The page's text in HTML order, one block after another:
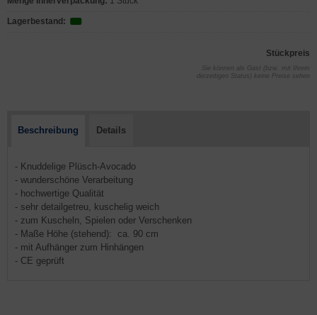
Lagerbestand:
Stückpreis
Sie können als Gast (bzw. mit Ihrem
derzeitigen Status) keine Preise sehen
Beschreibung Details
- Knuddelige Plüsch-Avocado
- wunderschöne Verarbeitung
- hochwertige Qualität
- sehr detailgetreu, kuschelig weich
- zum Kuscheln, Spielen oder Verschenken
- Maße Höhe (stehend): ca. 90 cm
- mit Aufhänger zum Hinhängen
- CE geprüft